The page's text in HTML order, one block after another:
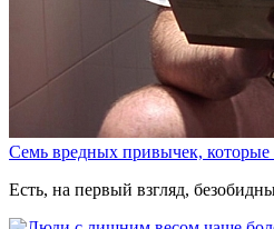
Семь вредных привычек, которые
Есть, на первый взгляд,